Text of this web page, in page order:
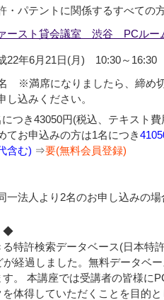
・パテントに関係するすべての
ースト貸会議室 渋谷 PCルー
22年6月21日(月) 10:30～16:30
※満席になりましたら、締め
し込みください。
につき43050円(税込、テキスト
てお申込みの方は1名につき
含む) ⇒要(無料会員登録)
一法人より2名のお申し込みの場
◆
特許検索データベース(日本特
が経過しました。無料データベ
す。 本講座では受講者の皆様に
体得していただくことを目的と